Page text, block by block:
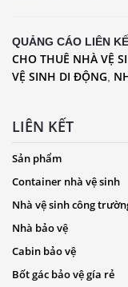
QUẢNG CÁO LIÊN
CHO THUÊ NHÀ VỆ
VỆ SINH DI ĐỘNG,
LIÊN KẾT
Sản phẩm
Container nhà vệ sinh
Nhà vệ sinh công
Nhà bảo vệ
Cabin bảo vệ
Bốt gác bảo vệ gía rẻ